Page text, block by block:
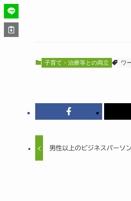
子育て・治療等との両立 ワ
男性以上のビジネスパーソ